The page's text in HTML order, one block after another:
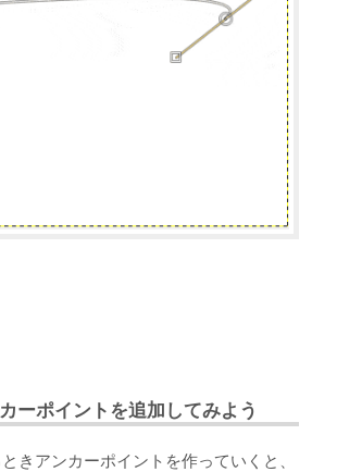
ーポイントを追加してみよう
きアンカーポイントを作っていくと、